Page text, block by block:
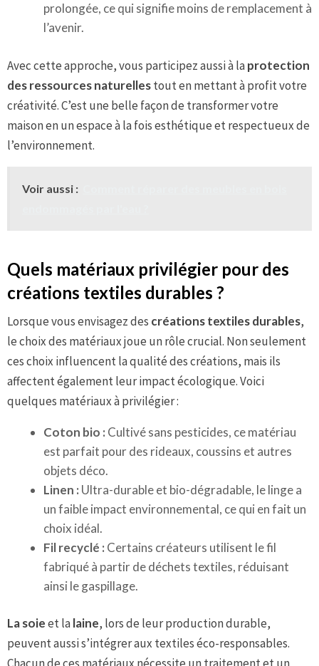
prolongée, ce qui signifie moins de remplacement à
l’avenir.
Avec cette approche, vous participez aussi à laprotection
des ressources naturellestout en mettant à profit votre
créativité. C’est une belle façon de transformer votre
maison en un espace à la fois esthétique et respectueux de
l’environnement.
Voir aussi :
Quels matériaux privilégier pour des
créations textiles durables ?
Lorsque vous envisagez des créations textiles durables,
le choix des matériaux joue un rôle crucial. Non seulement
ces choix influencent la qualité des créations, mais ils
affectent également leur impact écologique. Voici
quelques matériaux à privilégier :
Coton bio : Cultivé sans pesticides, ce matériau
est parfait pour des rideaux, coussins et autres
objets déco.
Linen : Ultra-durable et bio-dégradable, le linge a
un faible impact environnemental, ce qui en fait un
choix idéal.
Fil recyclé : Certains créateurs utilisent le fil
fabriqué à partir de déchets textiles, réduisant
ainsi le gaspillage.
La soieet lalaine, lors de leur production durable,
peuvent aussi s’intégrer aux textiles éco-responsables.